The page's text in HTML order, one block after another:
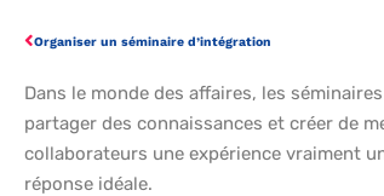
Organiser un séminaire d’intégration
Dans le monde des affaires, les
partager des connaissances et créer de
collaborateurs une expérience vraiment
réponse idéale.